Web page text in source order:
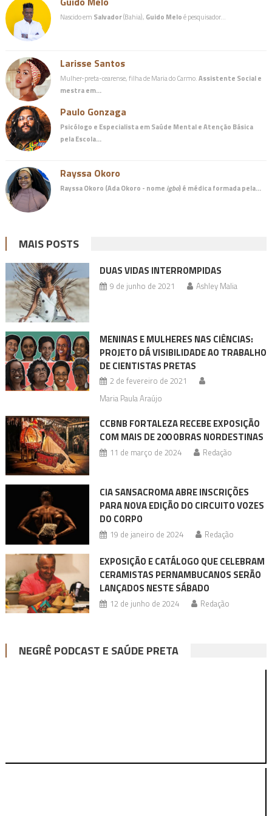
Nascido em Salvador(Bahia), Guido Meloé pesquisador…
Larisse Santos
Mulher-preta-cearense, filha de Maria do Carmo.Assistente Social e
mestra em…
Paulo Gonzaga
Psicólogo e Especialista em Saúde Mental e Atenção Básica
pela Escola…
Rayssa Okoro
Rayssa Okoro (Ada Okoro - nome igbo) é médicaformada pela…
MAIS POSTS
DUAS VIDAS INTERROMPIDAS
9 de junho de 2021 Ashley Malia
MENINAS E MULHERES NAS CIÊNCIAS:
PROJETO DÁ VISIBILIDADE AO TRABALHO
DE CIENTISTAS PRETAS
2 de fevereiro de 2021
Maria Paula Araújo
CCBNB FORTALEZA RECEBE EXPOSIÇÃO
COM MAIS DE 200 OBRAS NORDESTINAS
11 de março de 2024 Redação
CIA SANSACROMA ABRE INSCRIÇÕES
PARA NOVA EDIÇÃO DO CIRCUITO VOZES
DO CORPO
19 de janeiro de 2024 Redação
EXPOSIÇÃO E CATÁLOGO QUE CELEBRAM
CERAMISTAS PERNAMBUCANOS SERÃO
LANÇADOS NESTE SÁBADO
12 de junho de 2024 Redação
NEGRÊ PODCAST E SAÚDE PRETA